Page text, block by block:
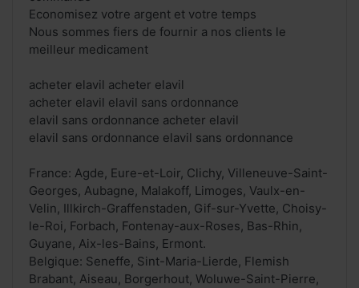
Economisez votre argent et votre temps
Nous sommes fiers de fournir a nos clients le
meilleur medicament
acheter elavil acheter elavil
acheter elavil elavil sans ordonnance
elavil sans ordonnance acheter elavil
elavil sans ordonnance elavil sans ordonnance
France: Agde, Eure-et-Loir, Clichy, Villeneuve-Saint-
Georges, Aubagne, Malakoff, Limoges, Vaulx-en-
Velin, Illkirch-Graffenstaden, Gif-sur-Yvette, Choisy-
le-Roi, Forbach, Fontenay-aux-Roses, Bas-Rhin,
Guyane, Aix-les-Bains, Ermont.
Belgique: Seneffe, Sint-Maria-Lierde, Flemish
Brabant, Aiseau, Borgerhout, Woluwe-Saint-Pierre,